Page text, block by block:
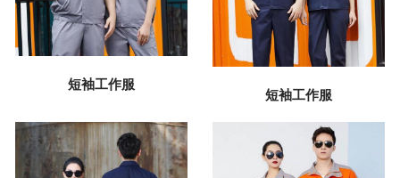
短袖工作服
短袖工作服